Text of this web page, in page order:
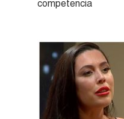
competencia